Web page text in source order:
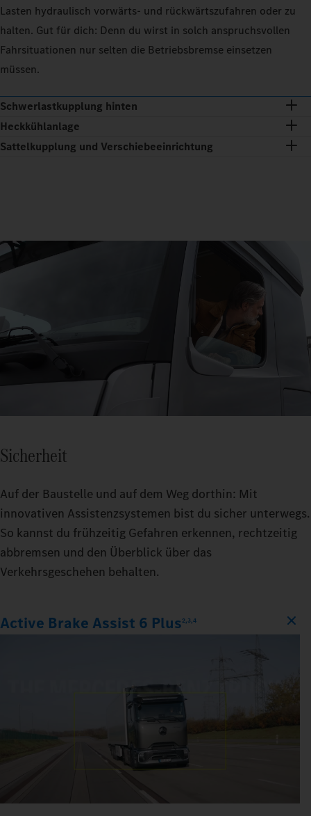
Lasten hydraulisch vorwärts- und rückwärtszufahren oder zu
halten. Gut für dich: Denn du wirst in solch anspruchsvollen
Fahrsituationen nur selten die Betriebsbremse einsetzen
müssen.
Schwerlastkupplung hinten
Heckkühlanlage
Sattelkupplung und Verschiebeeinrichtung
Sicherheit
Auf der Baustelle und auf dem Weg dorthin: Mit
innovativen Assistenzsystemen bist du sicher unterwegs.
So kannst du frühzeitig Gefahren erkennen, rechtzeitig
abbremsen und den Überblick über das
Verkehrsgeschehen behalten.
Active Brake Assist 6 Plus2,3,4